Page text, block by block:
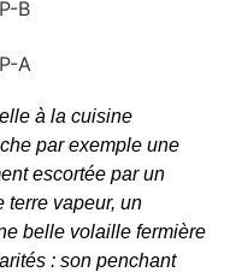
à la cuisine
par exemple une
escortée par un
terre vapeur, un
belle volaille fermière
: son penchant